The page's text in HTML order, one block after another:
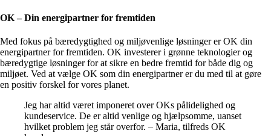
OK – Din energipartner for fremtiden
Med fokus på bæredygtighed og miljøvenlige løsninger er OK din
energipartner for fremtiden. OK investerer i grønne teknologier og
bæredygtige løsninger for at sikre en bedre fremtid for både dig og
miljøet. Ved at vælge OK som din energipartner er du med til at gøre
en positiv forskel for vores planet.
Jeg har altid været imponeret over OKs pålidelighed og
kundeservice. De er altid venlige og hjælpsomme, uanset
hvilket problem jeg står overfor. – Maria, tilfreds OK